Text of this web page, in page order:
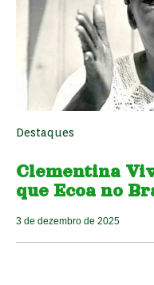
Destaques
Clementina
que Ecoa no
3 de dezembro de 2025